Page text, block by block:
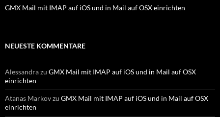
GMX Mail mit IMAP auf iOS und in Mail auf OSX einrichten
NEUESTE KOMMENTARE
Alessandrazu GMX Mail mit IMAP auf iOS und in Mail auf OSX
einrichten
Atanas Markovzu GMX Mail mit IMAP auf iOS und in Mail auf OSX
einrichten